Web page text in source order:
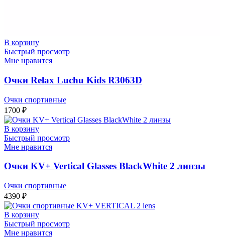
В корзину
Быстрый просмотр
Мне нравится
Очки Relax Luchu Kids R3063D
Очки спортивные
1700 ₽
В корзину
Быстрый просмотр
Мне нравится
Очки KV+ Vertical Glasses BlackWhite 2 линзы
Очки спортивные
4390 ₽
В корзину
Быстрый просмотр
Мне нравится